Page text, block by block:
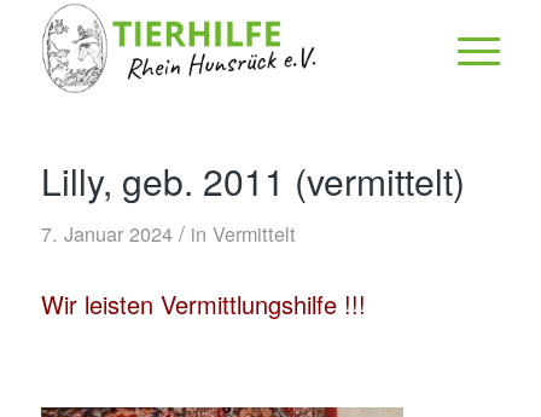
Lilly, geb. 2011 (vermittelt)
7. Januar 2024 / in Vermittelt
Wir leisten Vermittlungshilfe !!!